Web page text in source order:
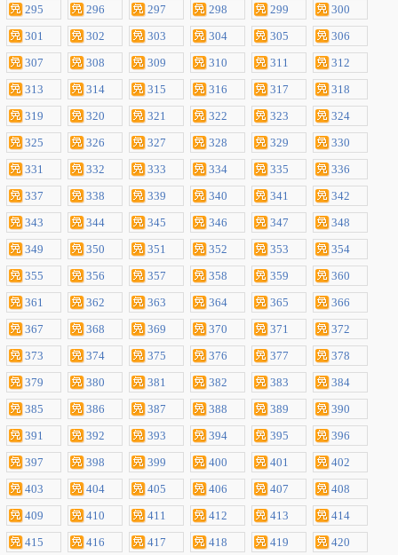
295
296 297 298 299
300
301
302 303 304 305
306
307
308 309 310 311
312
313
314 315 316 317
318
319
320 321 322 323
324
325
326 327 328 329
330
331
332 333 334 335
336
337
338 339 340 341
342
343
344 345 346 347
348
349
350 351 352 353
354
355
356 357 358 359
360
361
362 363 364 365
366
367
368 369 370 371
372
373
374 375 376 377
378
379
380 381 382 383
384
385
386 387 388 389
390
391
392 393 394 395
396
397
398 399 400 401
402
403
404 405 406 407
408
409
410 411 412 413
414
415
416 417 418 419 420